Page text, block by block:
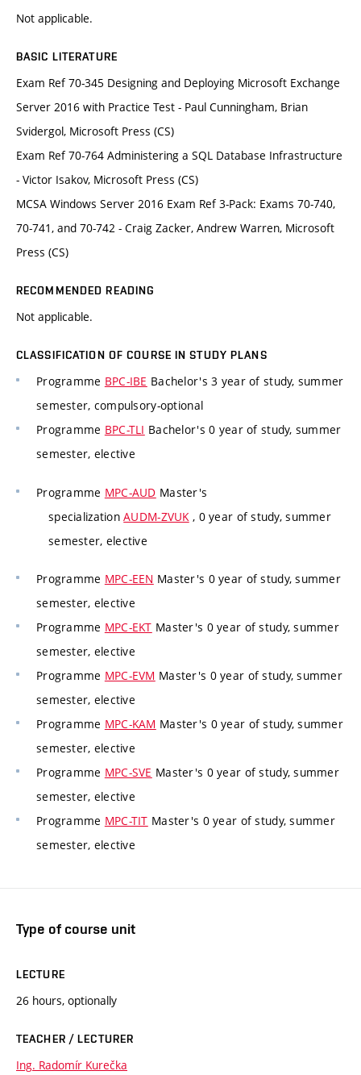
Not applicable.
BASIC LITERATURE
Exam Ref 70-345 Designing and Deploying Microsoft Exchange
Server 2016 with Practice Test - Paul Cunningham, Brian
Svidergol, Microsoft Press (CS)
Exam Ref 70-764 Administering a SQL Database Infrastructure
- Victor Isakov, Microsoft Press (CS)
MCSA Windows Server 2016 Exam Ref 3-Pack: Exams 70-740,
70-741, and 70-742 - Craig Zacker, Andrew Warren, Microsoft
Press (CS)
RECOMMENDED READING
Not applicable.
CLASSIFICATION OF COURSE IN STUDY PLANS
Programme BPC-IBE Bachelor's 3 year of study, summer
semester, compulsory-optional
Programme BPC-TLI Bachelor's 0 year of study, summer
semester, elective
Programme MPC-AUD Master's
specializationAUDM-ZVUK , 0 year of study, summer
semester, elective
Programme MPC-EEN Master's 0 year of study, summer
semester, elective
Programme MPC-EKT Master's 0 year of study, summer
semester, elective
Programme MPC-EVM Master's 0 year of study, summer
semester, elective
Programme MPC-KAM Master's 0 year of study, summer
semester, elective
Programme MPC-SVE Master's 0 year of study, summer
semester, elective
Programme MPC-TIT Master's 0 year of study, summer
semester, elective
Type of course unit
LECTURE
26 hours, optionally
TEACHER / LECTURER
Ing. Radomír Kurečka